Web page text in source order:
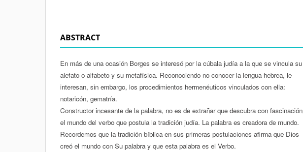
ABSTRACT
En más de una ocasión Borges se interesó por la cúbala judía a la que se vincula su
alefato o alfabeto y su metafísica. Reconociendo no conocer la lengua hebrea, le
interesan, sin embargo, los procedimientos hermenéuticos vinculados con ella:
notaricón, gematría.
Constructor incesante de la palabra, no es de extrañar que descubra con fascinación
el mundo del verbo que postula la tradición judía. La palabra es creadora de mundo.
Recordemos que la tradición bíblica en sus primeras postulaciones afirma que Dios
creó el mundo con Su palabra y que esta palabra es el Verbo.